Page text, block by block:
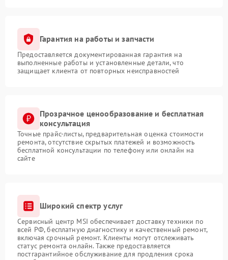
Гарантия на работы и запчасти
Предоставляется документированная гарантия на
выполненные работы и установленные детали, что
защищает клиента от повторных неисправностей
Прозрачное ценообразование и бесплатная
консультация
Точные прайс-листы, предварительная оценка стоимости
ремонта, отсутствие скрытых платежей и возможность
бесплатной консультации по телефону или онлайн на
сайте
Широкий спектр услуг
Сервисный центр MSI обеспечивает доставку техники по
всей РФ, бесплатную диагностику и качественный ремонт,
включая срочный ремонт. Клиенты могут отслеживать
статус ремонта онлайн. Также предоставляется
постгарантийное обслуживание для продления срока